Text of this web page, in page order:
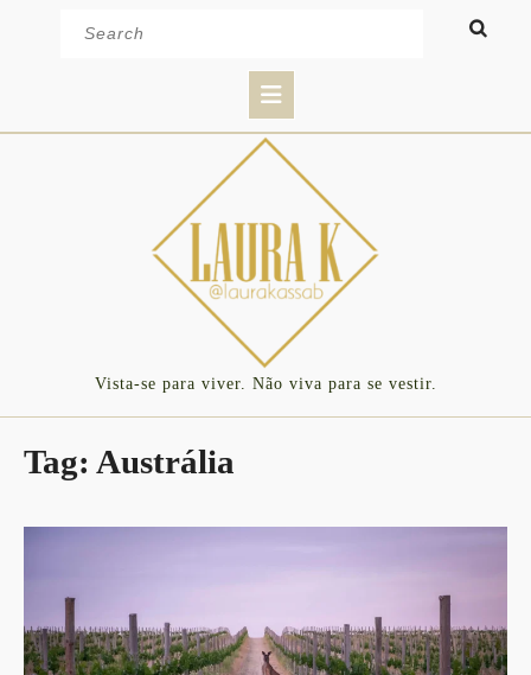
Button
Vista-se para viver. Não viva para se vestir.
Tag: Austrália